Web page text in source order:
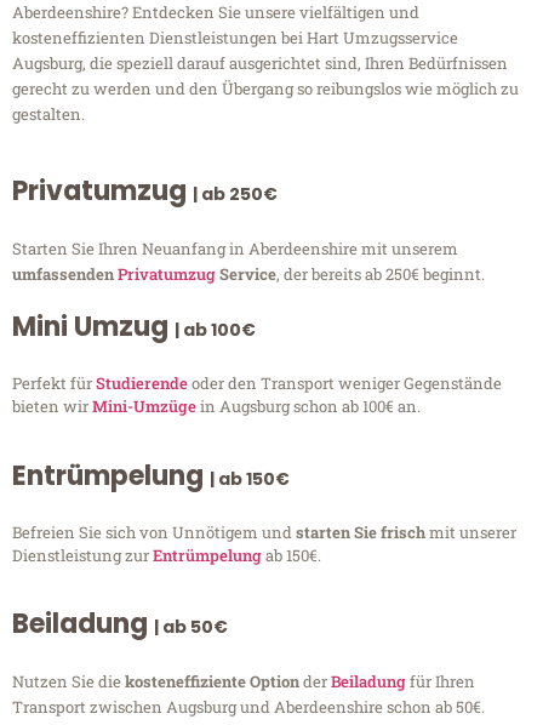
Aberdeenshire? Entdecken Sie unsere vielfältigen und
kosteneffizienten Dienstleistungen bei Hart Umzugsservice
Augsburg, die speziell darauf ausgerichtet sind, Ihren Bedürfnissen
gerecht zu werden und den Übergang so reibungslos wie möglich zu
gestalten.
Privatumzug | ab 250€
Starten Sie Ihren Neuanfang in Aberdeenshire mit unserem
umfassendenPrivatumzugService, der bereits ab 250€ beginnt.
Mini Umzug | ab 100€
Perfekt fürStudierendeoder den Transport weniger Gegenstände
bieten wirMini-Umzügein Augsburg schon ab 100€ an.
Entrümpelung | ab 150€
Befreien Sie sich von Unnötigem undstarten Sie frischmit unserer
Dienstleistung zurEntrümpelungab 150€.
Beiladung | ab 50€
Nutzen Sie diekosteneffiziente OptionderBeiladungfür Ihren
Transport zwischen Augsburg und Aberdeenshire schon ab 50€.